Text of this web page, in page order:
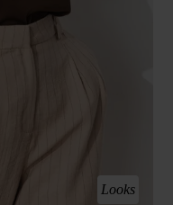
Looks